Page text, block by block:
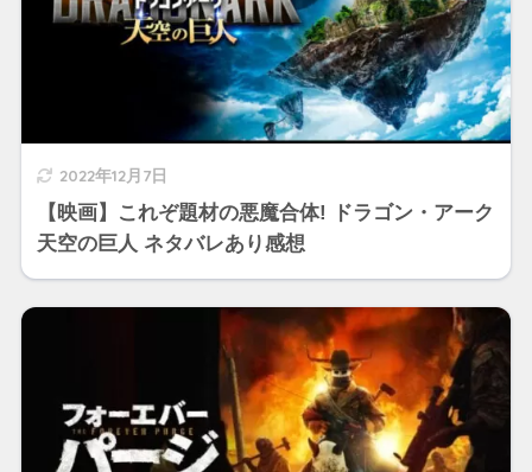
2022年12月7日
【映画】これぞ題材の悪魔合体! ドラゴン・アーク
天空の巨人 ネタバレあり感想